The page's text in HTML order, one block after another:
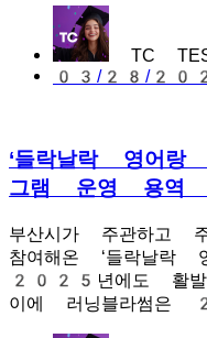
TC
03/28/
‘들락날락 영
그램 운영 용역
부산시가 주관하고
참여해온 ‘들락날락
2025년에도 활발
이에 러닝블라썸